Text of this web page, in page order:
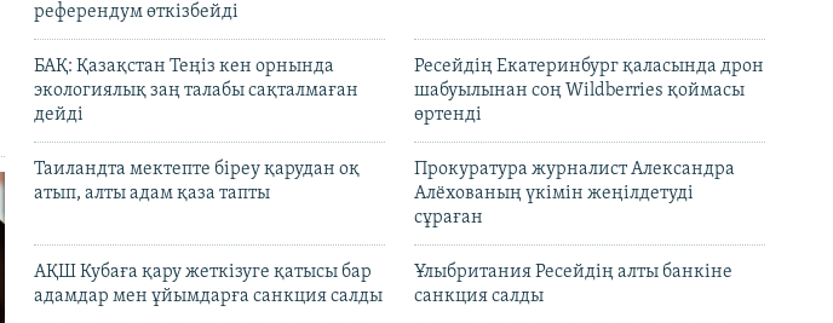
референдум өткізбейді
БАҚ: Қазақстан Теңіз кен орнында
экологиялық заң талабы сақталмаған
дейді
Ресейдің Екатеринбург қаласында дрон
шабуылынан соң Wildberries қоймасы
өртенді
Таиландта мектепте біреу қарудан оқ
атып, алты адам қаза тапты
Прокуратура журналист Александра
Алёхованың үкімін жеңілдетуді
сұраған
АҚШ Кубаға қару жеткізуге қатысы бар
адамдар мен ұйымдарға санкция салды
Ұлыбритания Ресейдің алты банкіне
санкция салды